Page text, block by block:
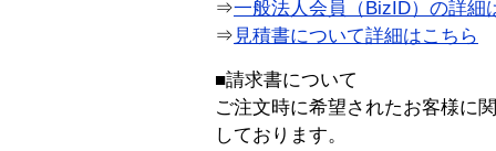
⇒一般法人会員（BizID）の詳細
⇒ 見積書について詳細はこちら
■請求書について
ご注文時に希望されたお客様に
しております。